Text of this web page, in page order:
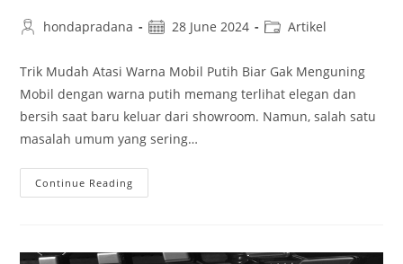
hondapradana 28 June 2024 Artikel
Trik Mudah Atasi Warna Mobil Putih Biar Gak Menguning
Mobil dengan warna putih memang terlihat elegan dan
bersih saat baru keluar dari showroom. Namun, salah satu
masalah umum yang sering…
Continue Reading